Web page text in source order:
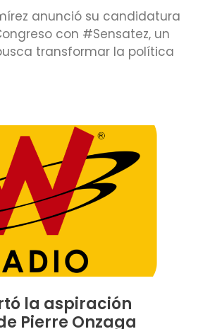
anunció su candidatura
con #Sensatez, un
transformar la política
la aspiración
Pierre Onzaga